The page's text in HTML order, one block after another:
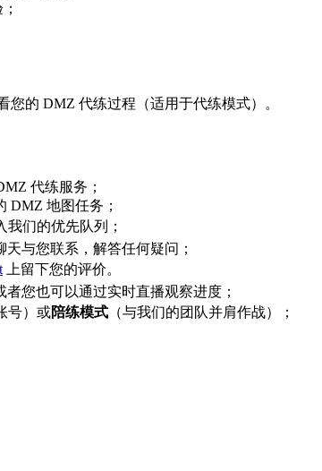
的 DMZ 代练过程（适用于代练模式）。
代练服务；
DMZ 地图任务；
们的优先队列；
与您联系，解答任何疑问；
上留下您的评价。
您也可以通过实时直播观察进度；
号）或陪练模式 （与我们的团队并肩作战）；